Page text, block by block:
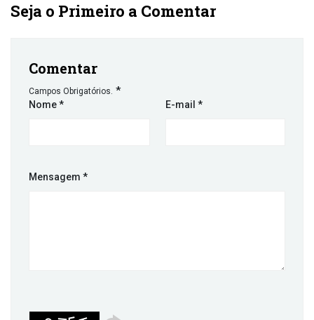
Seja o Primeiro a Comentar
Comentar
Campos Obrigatórios. *
Nome* E-mail *
Mensagem *